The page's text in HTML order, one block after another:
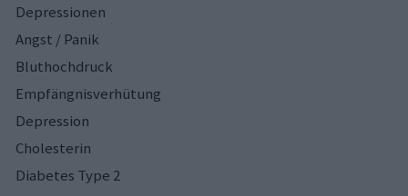
Depressionen
Angst / Panik
Bluthochdruck
Empfängnisverhütung
Depression
Cholesterin
Diabetes Type 2